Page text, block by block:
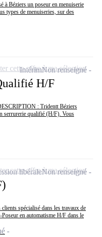
à Béziers un poseur en menuiserie
types de menuiseries, sur des
H/F
: Tridentt Béziers
serrurerie qualifié (H/F). Vous
IntérimNon renseigné
cette offre à ma sélection
spécialisé dans les travaux de
en automatisme H/F dans le
libéraleNon renseigné
cette offre à ma sélection